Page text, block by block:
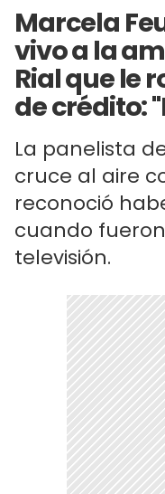
Marcela
vivo a la
Rial que le
de crédito:
La panelista
cruce al aire
reconoció
cuando
televisión.